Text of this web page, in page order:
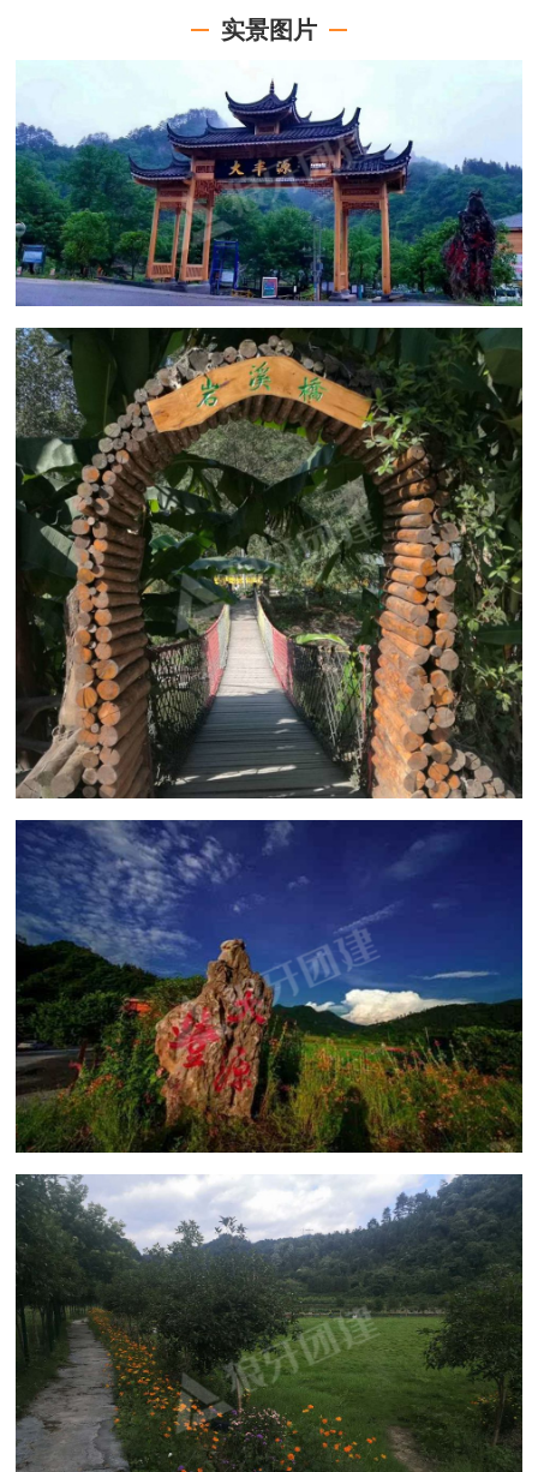
实景图片